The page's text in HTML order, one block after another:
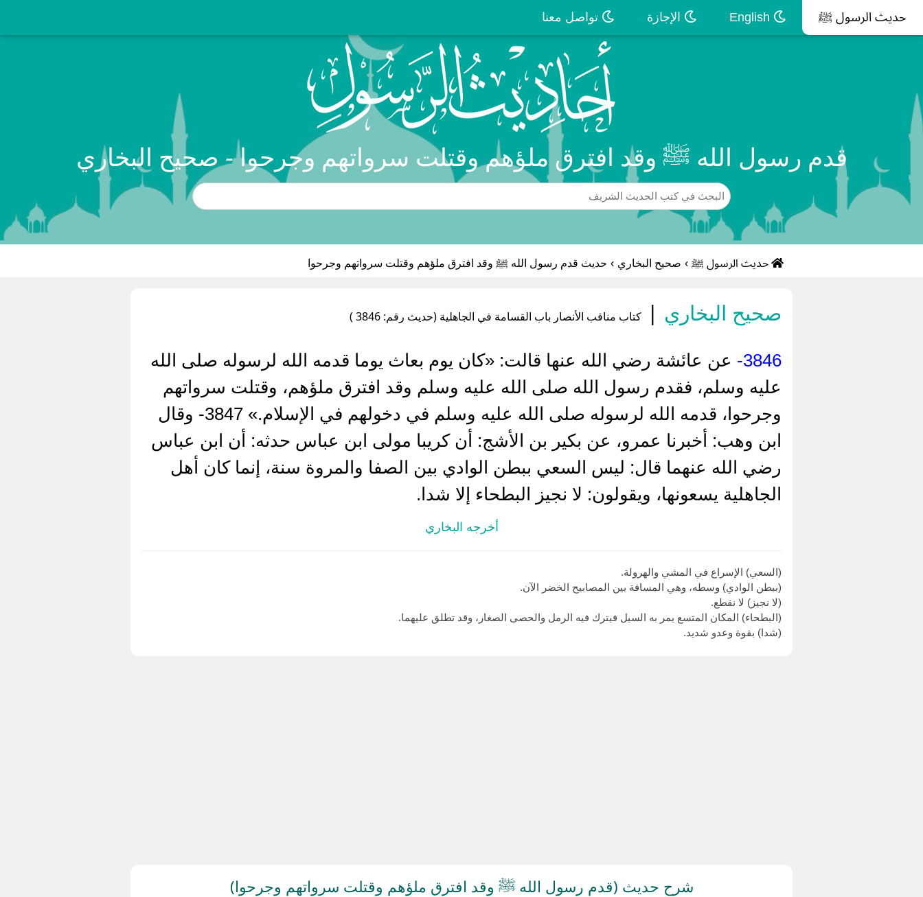
حديث الرسول ﷺ الإجازة تواصل معنا
قدم رسول الله ﷺ وقد افترق ملؤهم وقتلت سرواتهم وجرحوا - صحيح البخاري
حديث الرسول ﷺ › صحيح البخاري › حديث قدم رسول الله ﷺ وقد افترق ملؤهم وقتلت سرواتهم وجرحوا
صحيح البخاري | كتاب مناقب الأنصار باب القسامة في الجاهلية (حديث رقم: 3846 )
3846-
عن ‌عائشة رضي الله عنها قالت: «كان يوم بعاث يوما قدمه الله لرسوله صلى الله
عليه وسلم، فقدم رسول الله صلى الله عليه وسلم وقد افترق ملؤهم، وقتلت سرواتهم
وجرحوا، قدمه الله لرسوله صلى الله عليه وسلم في دخولهم في الإسلام.» 3847- وقال
ابن وهب: أخبرنا عمرو، عن بكير بن الأشج: أن كريبا مولى ابن عباس حدثه: أن ابن عباس
رضي الله عنهما قال: ليس السعي ببطن الوادي بين الصفا والمروة سنة، إنما كان أهل
الجاهلية يسعونها، ويقولون: لا نجيز البطحاء إلا شدا.
أخرجه البخاري
(السعي) الإسراع في المشي والهرولة.
(ببطن الوادي) وسطه، وهي المسافة بين المصابيح الخضر الآن.
(لا نجيز) لا نقطع.
(البطحاء) المكان المتسع يمر به السيل فيترك فيه الرمل والحصى الصغار، وقد تطلق عليهما.
(شدا) بقوة وعدو شديد.
شرح حديث (قدم رسول الله ﷺ وقد افترق ملؤهم وقتلت سرواتهم وجرحوا)